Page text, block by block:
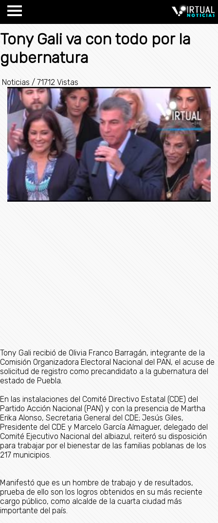
Tony Gali va con todo por la
gubernatura
Noticias / 71712 Vistas
Tony Gali recibió de Olivia Franco Barragán, integrante de la
Comisión Organizadora Electoral Nacional del PAN, el acuse de
solicitud de registro como precandidato a la gubernatura del
estado de Puebla.
En las instalaciones del Comité Directivo Estatal (CDE) del
Partido Acción Nacional (PAN) y con la presencia de Martha
Erika Alonso, Secretaria General del CDE; Jesús Giles,
Presidente del CDE y Marcelo García Almaguer, delegado del
Comité Ejecutivo Nacional del albiazul, reiteró su disposición
para trabajar por el bienestar de las familias poblanas de los
217 municipios.
Manifestó que es un hombre de trabajo y de resultados,
prueba de ello son los logros obtenidos en su más reciente
cargo público, como alcalde de la cuarta ciudad más
importante del país.